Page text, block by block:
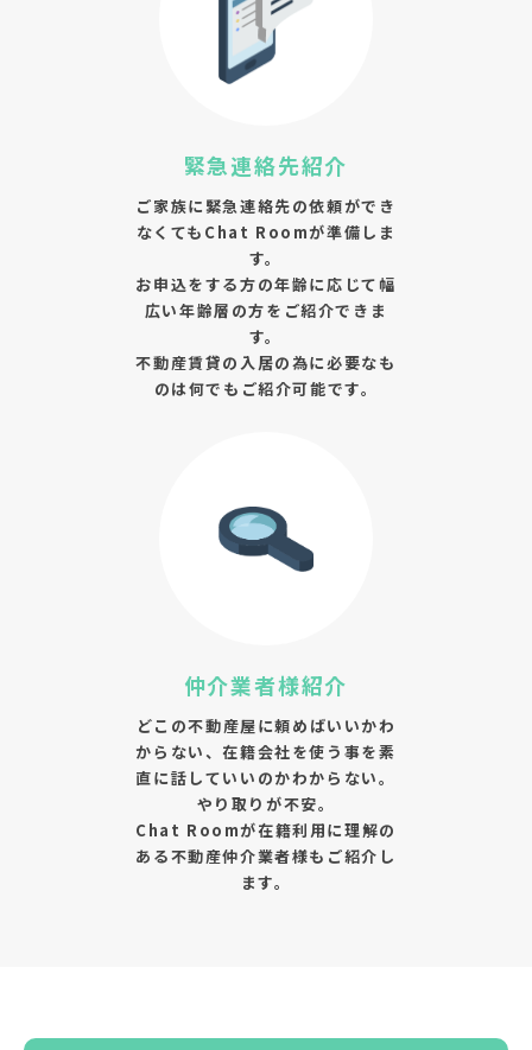
緊急連絡先紹介
ご家族に緊急連絡先の依頼ができ
なくてもChat Roomが準備しま
す。
お申込をする方の年齢に応じて幅
広い年齢層の方をご紹介できま
す。
不動産賃貸の入居の為に必要なも
のは何でもご紹介可能です。
仲介業者様紹介
どこの不動産屋に頼めばいいかわ
からない、在籍会社を使う事を素
直に話していいのかわからない。
やり取りが不安。
Chat Roomが在籍利用に理解の
ある不動産仲介業者様もご紹介し
ます。